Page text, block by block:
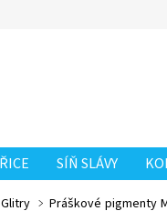
SÍŇ SLÁVY
Práškové pigmenty